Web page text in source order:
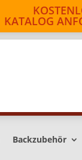
KATALOG
Backzubehör